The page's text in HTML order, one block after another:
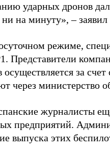
ударных дронов
ни на минуту», –
режиме,
Представители
за
через министерство
журналисты
предприятий.
выпуска этих